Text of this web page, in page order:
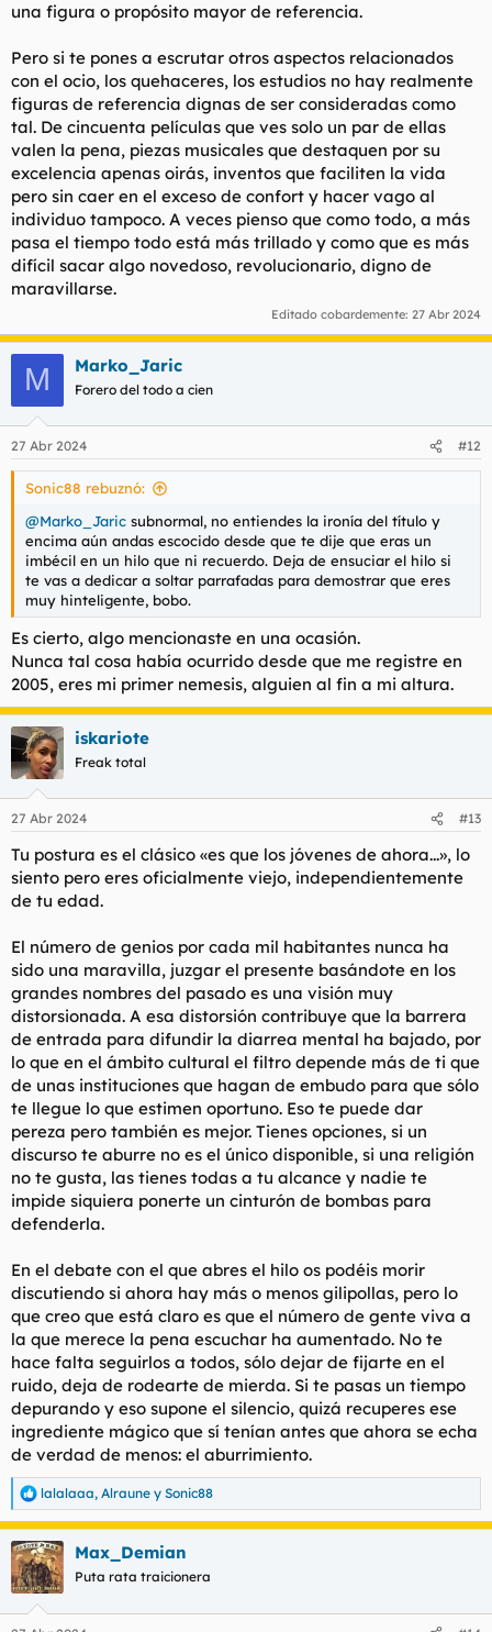
una figura o propósito mayor de referencia.
Pero si te pones a escrutar otros aspectos relacionados
con el ocio, los quehaceres, los estudios no hay realmente
figuras de referencia dignas de ser consideradas como
tal. De cincuenta películas que ves solo un par de ellas
valen la pena, piezas musicales que destaquen por su
excelencia apenas oirás, inventos que faciliten la vida
pero sin caer en el exceso de confort y hacer vago al
individuo tampoco. A veces pienso que como todo, a más
pasa el tiempo todo está más trillado y como que es más
difícil sacar algo novedoso, revolucionario, digno de
maravillarse.
Editado cobardemente: 27 Abr 2024
M Marko_Jaric
Forero del todo a cien
27 Abr 2024 #12
Sonic88 rebuznó:
@Marko_Jaric subnormal, no entiendes la ironía del título y
encima aún andas escocido desde que te dije que eras un
imbécil en un hilo que ni recuerdo. Deja de ensuciar el hilo si
te vas a dedicar a soltar parrafadas para demostrar que eres
muy hinteligente, bobo.
Es cierto, algo mencionaste en una ocasión.
Nunca tal cosa había ocurrido desde que me registre en
2005, eres mi primer nemesis, alguien al fin a mi altura.
iskariote
Freak total
27 Abr 2024 #13
Tu postura es el clásico «es que los jóvenes de ahora...», lo
siento pero eres oficialmente viejo, independientemente
de tu edad.
El número de genios por cada mil habitantes nunca ha
sido una maravilla, juzgar el presente basándote en los
grandes nombres del pasado es una visión muy
distorsionada. A esa distorsión contribuye que la barrera
de entrada para difundir la diarrea mental ha bajado, por
lo que en el ámbito cultural el filtro depende más de ti que
de unas instituciones que hagan de embudo para que sólo
te llegue lo que estimen oportuno. Eso te puede dar
pereza pero también es mejor. Tienes opciones, si un
discurso te aburre no es el único disponible, si una religión
no te gusta, las tienes todas a tu alcance y nadie te
impide siquiera ponerte un cinturón de bombas para
defenderla.
En el debate con el que abres el hilo os podéis morir
discutiendo si ahora hay más o menos gilipollas, pero lo
que creo que está claro es que el número de gente viva a
la que merece la pena escuchar ha aumentado. No te
hace falta seguirlos a todos, sólo dejar de fijarte en el
ruido, deja de rodearte de mierda. Si te pasas un tiempo
depurando y eso supone el silencio, quizá recuperes ese
ingrediente mágico que sí tenían antes que ahora se echa
de verdad de menos: el aburrimiento.
R
e
a
c
c
i
lalalaaa, Alraune y Sonic88
Max_Demian
Puta rata traicionera